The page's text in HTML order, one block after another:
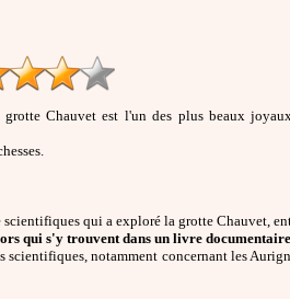
Chauvet est l'un des plus beaux
qui a exploré la grotte Chauvet,
qui s'y trouvent dans un livre
notamment concernant les